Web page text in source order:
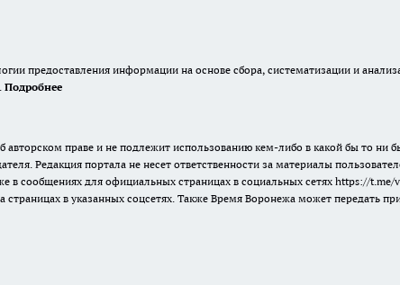
предоставления информации на основе сбора, систематизации и
Подробнее
праве и не подлежит использованию кем-либо в какой бы то ни
Редакция портала не несет ответственности за материалы
сообщениях для официальных страницах в социальных сетях https://t.me/
страницах в указанных соцсетях. Также Время Воронежа может передать